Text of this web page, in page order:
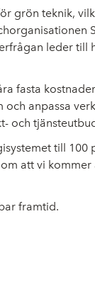
grön teknik,
leder till
fasta
anpassa
och
till
att vi
framtid.